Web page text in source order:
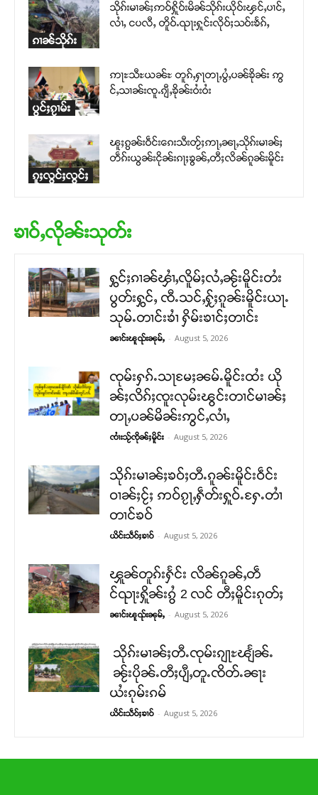
ၵၢၼ်သိုၵ်း
သိုၵ်းမၢၼ်ႈဢဝ်ႁိူဝ်းမိၼ်သိုၵ်းယိုဝ်းၾင်ႇပၢင်ႇ
လၢႆႇ ငပလီႇ တိူဝ်ႉၺႃးႁူင်းလိုဝ်ႈသဝ်းၶႅၵ်ႇ
ပွင်ႈၵႂၢမ်း
ဢႃႊသီႊယၼ်ႊ တူၵ်ႇႁႃတႃႇပွႆႇပၼ်ၶိုၼ်း ဢွ
င်ႇသၢၼ်းၸူႉၵျီႇၶိုၼ်းဝႆးဝႆး
ၵူႈလွင်ႈလွင်ႈ
ၽူႈၵွၼ်းဝဵင်းၵေးသီးတႂ်ႈဢႃႇၼႃႇသိုၵ်းမၢၼ်ႈ
တဵၵ်းယွၼ်းငိုၼ်းၵႃႈၶွၼ်ႇတီႈလိၼ်ၵူၼ်းမိူင်း
ၶၢဝ်ႇလိုၼ်းသုတ်း
ႁွင်ႈၵၢၼ်ၾၢႆႇလိူမ်ႈလႆႇၼႂ်းမိူင်းတႆး
ပွတ်းႁွင်ႇ ၸီႉသင်ႇႁႂ်ႈၵူၼ်းမိူင်းယႃႉ
သုမ်ႉတၢင်းၶၢႆ ႁိမ်းၶၢင်ႈတၢင်း
ၼၢင်းၽူၺ်းၼုမ်ႇ - August 5, 2026
ၸုမ်းႁၵ်ႉသႃမႄႈၼမ်ႉမိူင်းထႆး ယို
ၼ်ႈလိၵ်ႈၸူးလုမ်းၽွင်းတၢင်မၢၼ်ႈ
တႃႇပၼ်မိၼ်းဢွင်ႇလၢႆႇ
ၸၢႆးသႂ်ၸိုၼ်ႈမိူင်း - August 5, 2026
သိုၵ်းမၢၼ်ႈၶဝ်ႈတီႉၵူၼ်းမိူင်းဝဵင်း
ဝၢၼ်ႈငႂ်ႈ ဢဝ်ၵႂႃႇႁဵတ်းႁူဝ်ႉႁႄႉတၢႆ
တၢင်ၶဝ်
ယိင်းသဵဝ်ႈၶၢဝ် - August 5, 2026
ၾူၼ်တူၵ်းႁႅင်း လိၼ်ၵူၼ်ႇတဵ
င်ၺႃးႁိူၼ်းၵွႆ 2 လင် တီႈမိူင်းၵုတ်ႈ
ၼၢင်းၽူၺ်းၼုမ်ႇ - August 5, 2026
သိုၵ်းမၢၼ်ႈတီႉၸုမ်းၵျႃႊၽျႅၼ်ႉ
ၼႂ်းပိုၼ်ႉတီႈပျီႇတူႉၸိတ်ႉၼႃး
ယႆးၵုမ်းၵမ်
ယိင်းသဵဝ်ႈၶၢဝ် - August 5, 2026